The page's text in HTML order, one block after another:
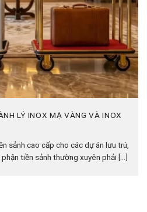
LÝ INOX MẠ VÀNG VÀ INOX
sảnh cao cấp cho các dự án lưu trú,
tiền sảnh thường xuyên phải [...]